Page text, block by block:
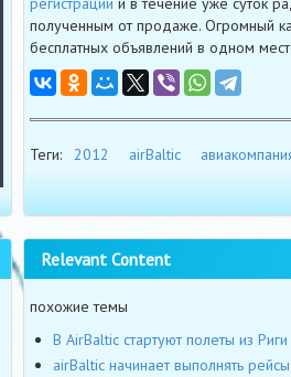
полученным от продаже. Огромный
бесплатных объявлений в одном
Теги: 2012 airBaltic
Relevant Content
похожие темы
В AirBaltic стартуют полеты из
airBaltic начинает выполнять